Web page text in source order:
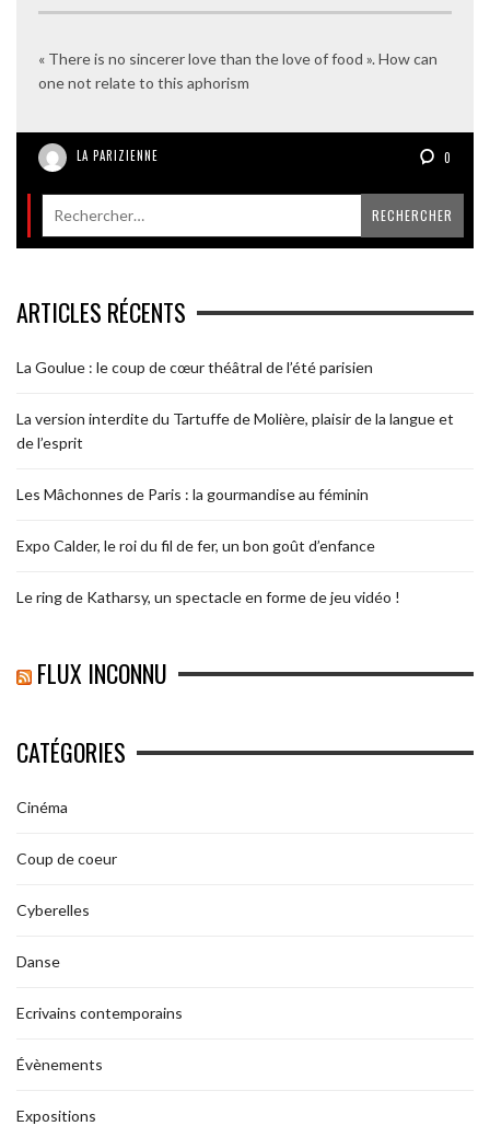
« There is no sincerer love than the love of food ». How can
one not relate to this aphorism
LA PARIZIENNE 0
ARTICLES RÉCENTS
La Goulue : le coup de cœur théâtral de l’été parisien
La version interdite du Tartuffe de Molière, plaisir de la langue et
de l’esprit
Les Mâchonnes de Paris : la gourmandise au féminin
Expo Calder, le roi du fil de fer, un bon goût d’enfance
Le ring de Katharsy, un spectacle en forme de jeu vidéo !
FLUX INCONNU
CATÉGORIES
Cinéma
Coup de coeur
Cyberelles
Danse
Ecrivains contemporains
Évènements
Expositions